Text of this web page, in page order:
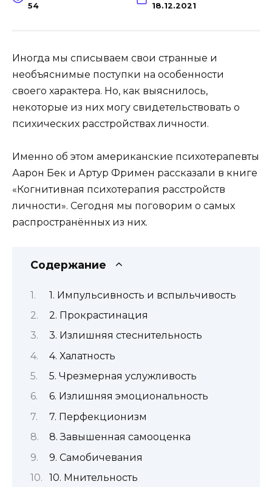
54 18.12.2021
Иногда мы списываем свои странные и
необъяснимые поступки на особенности
своего характера. Но, как выяснилось,
некоторые из них могу свидетельствовать о
психических расстройствах личности.
Именно об этом американские психотерапевты
Аарон Бек и Артур Фримен рассказали в книге
«Когнитивная психотерапия расстройств
личности». Сегодня мы поговорим о самых
распространённых из них.
Содержание
1. Импульсивность и вспыльчивость
2. Прокрастинация
3. Излишняя стеснительность
4. Халатность
5. Чрезмерная услужливость
6. Излишняя эмоциональность
7. Перфекционизм
8. Завышенная самооценка
9. Самобичевания
10. Мнительность